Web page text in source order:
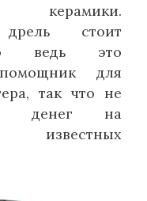
керамики.
дрель стоит
ведь это
для
так что не
денег на
известных